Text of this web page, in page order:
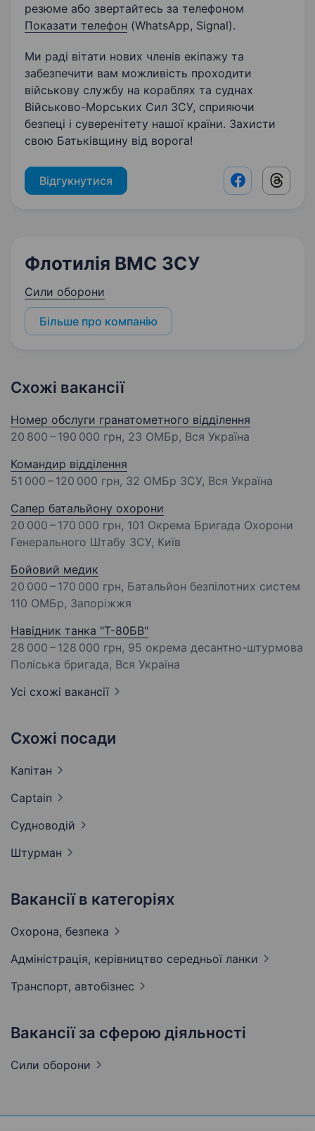
резюме або звертайтесь за телефоном
Показати телефон (WhatsApp, Signal).
Ми раді вітати нових членів екіпажу та
забезпечити вам можливість проходити
військову службу на кораблях та суднах
Військово-Морських Сил ЗСУ, сприяючи
безпеці і суверенітету нашої країни. Захисти
свою Батьківщину від ворога!
Відгукнутися Facebook
Флотилія ВМС ЗСУ
Сили оборони
Більше про компанію
Схожі вакансії
Номер обслуги гранатометного відділення
20 800 – 190 000 грн, 23 ОМБр, Вся Україна
Командир відділення
51 000 – 120 000 грн, 32 ОМБр ЗСУ, Вся Україна
Сапер батальйону охорони
20 000 – 170 000 грн, 101 Окрема Бригада Охорони
Генерального Штабу ЗСУ, Київ
Бойовий медик
20 000 – 170 000 грн, Батальйон безпілотних систем
110 ОМБр, Запоріжжя
Навідник танка "Т-80БВ"
28 000 – 128 000 грн, 95 окрема десантно-штурмова
Поліська бригада, Вся Україна
Усі схожі вакансії
Схожі посади
Капітан
Captain
Судноводій
Штурман
Вакансії в категоріях
Охорона, безпека
Адмiнiстрацiя, керівництво середньої ланки
Транспорт, автобізнес
Вакансії за сферою діяльності
Сили оборони